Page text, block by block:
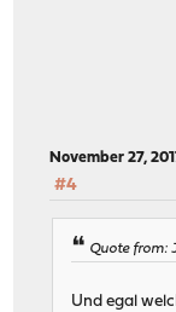
November 27,
#4
Quote from:
Und egal